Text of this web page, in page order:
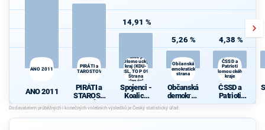
ANO 2011
ANO 2011
PIRÁTI a
STAROSTOVÉ
PIRÁTI a
STAROST
OVÉ
14,91 %
Koalice pro
Olomoucký
kraj (KDU-
ČSL, TOP 09,
Strana
zelených,
ProOlomouc)
Spojenci -
Koalice
pro
Olomouck
ý kraj
5,26 %
Občanská
demokratická
strana
Občanská
demokrati
cká strana
4,38 %
ČSSD a
Patrioti
Olomouckého
kraje
ČSSD a
Patrioti
Olomouck